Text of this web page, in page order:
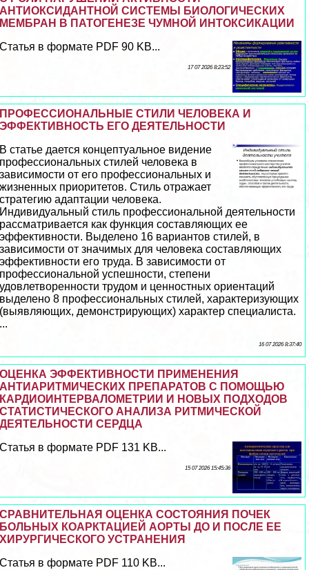
АНТИОКСИДАНТНОЙ СИСТЕМЫ БИОЛОГИЧЕСКИХ
МЕМБРАН В ПАТОГЕНЕЗЕ ЧУМНОЙ ИНТОКСИКАЦИИ
Статья в формате PDF 90 KB...
17 07 2026 8:23:52
ПРОФЕССИОНАЛЬНЫЕ СТИЛИ ЧЕЛОВЕКА И
ЭФФЕКТИВНОСТЬ ЕГО ДЕЯТЕЛЬНОСТИ
В статье дается концептуальное видение
профессиональных стилей человека в
зависимости от его профессиональных и
жизненных приоритетов. Стиль отражает
стратегию адаптации человека.
Индивидуальный стиль профессиональной деятельности
рассматривается как функция составляющих ее
эффективности. Выделено 16 вариантов стилей, в
зависимости от значимых для человека составляющих
эффективности его труда. В зависимости от
профессиональной успешности, степени
удовлетворенности трудом и ценностных ориентаций
выделено 8 профессиональных стилей, хаpaктеризующих
(выявляющих, демонстрирующих) хаpaктер специалиста.
...
16 07 2026 8:37:40
ОЦЕНКА ЭФФЕКТИВНОСТИ ПРИМЕНЕНИЯ
АНТИАРИТМИЧЕСКИХ ПРЕПАРАТОВ С ПОМОЩЬЮ
КАРДИОИНТЕРВАЛОМЕТРИИ И НОВЫХ ПОДХОДОВ
СТАТИСТИЧЕСКОГО АНАЛИЗА РИТМИЧЕСКОЙ
ДЕЯТЕЛЬНОСТИ СЕРДЦА
Статья в формате PDF 131 KB...
15 07 2026 15:45:36
СРАВНИТЕЛЬНАЯ ОЦЕНКА СОСТОЯНИЯ ПОЧЕК
БОЛЬНЫХ КОАРКТАЦИЕЙ АОРТЫ ДО И ПОСЛЕ ЕЕ
ХИРУРГИЧЕСКОГО УСТРАНЕНИЯ
Статья в формате PDF 110 KB...